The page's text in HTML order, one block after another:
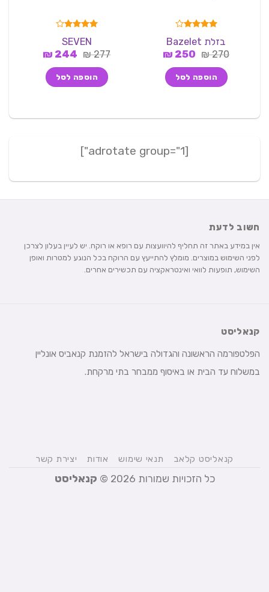
דורג
4.00
מתוך 5
בזלת Bazelet
270
₪ המחיר
היה:
270 ₪.
250
₪המחיר
הוא:
250 ₪.
הוספה לסל
דורג 4.00
מתוך 5SEVEN
277
₪ המחיר
היה:
277 ₪.
244
₪המחיר
הוא:
244 ₪.
הוספה לסל
חשוב לדעת
אין במידע באתר זה תחליף להיוועצות עם רופא או רוקח. יש לעיין בעלון לצרכן
לפני השימוש במוצרים. מומלץ להתייעץ עם הרוקח בכל הנוגע למטרות ואופן
השימוש, תופעות לוואי ואינטראקציה עם תכשירים אחרים.
קנאליסט
הפלטפורמה הראשונה והגדולה בישראל להזמנת קנאביס אונליין
במשלוח עד הבית או באיסוף ממבחר בתי מרקחת.
קנאליסט קלאב תנאי שימוש אודות יצירת קשר
כל הזכויות שמורות 2026 © קנאליסט